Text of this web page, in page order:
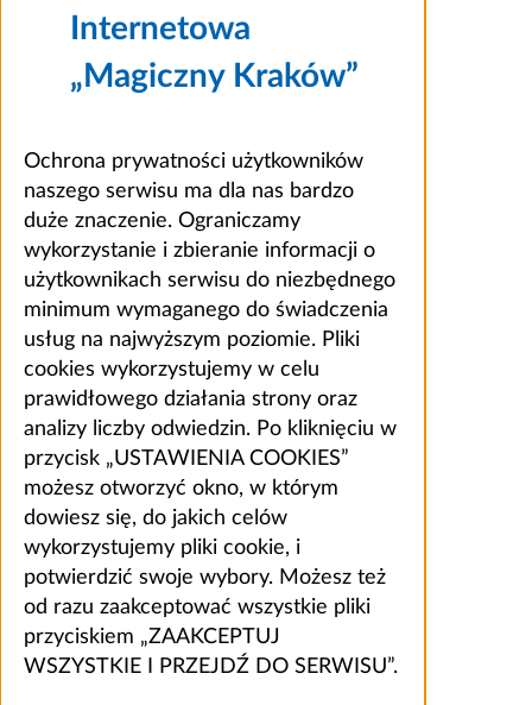
Internetowa
„Magiczny Kraków”
Ochrona prywatności użytkowników
naszego serwisu ma dla nas bardzo
duże znaczenie. Ograniczamy
wykorzystanie i zbieranie informacji o
użytkownikach serwisu do niezbędnego
minimum wymaganego do świadczenia
usług na najwyższym poziomie. Pliki
cookies wykorzystujemy w celu
prawidłowego działania strony oraz
analizy liczby odwiedzin. Po kliknięciu w
przycisk „USTAWIENIA COOKIES”
możesz otworzyć okno, w którym
dowiesz się, do jakich celów
wykorzystujemy pliki cookie, i
potwierdzić swoje wybory. Możesz też
od razu zaakceptować wszystkie pliki
przyciskiem „ZAAKCEPTUJ
WSZYSTKIE I PRZEJDŹ DO SERWISU”.